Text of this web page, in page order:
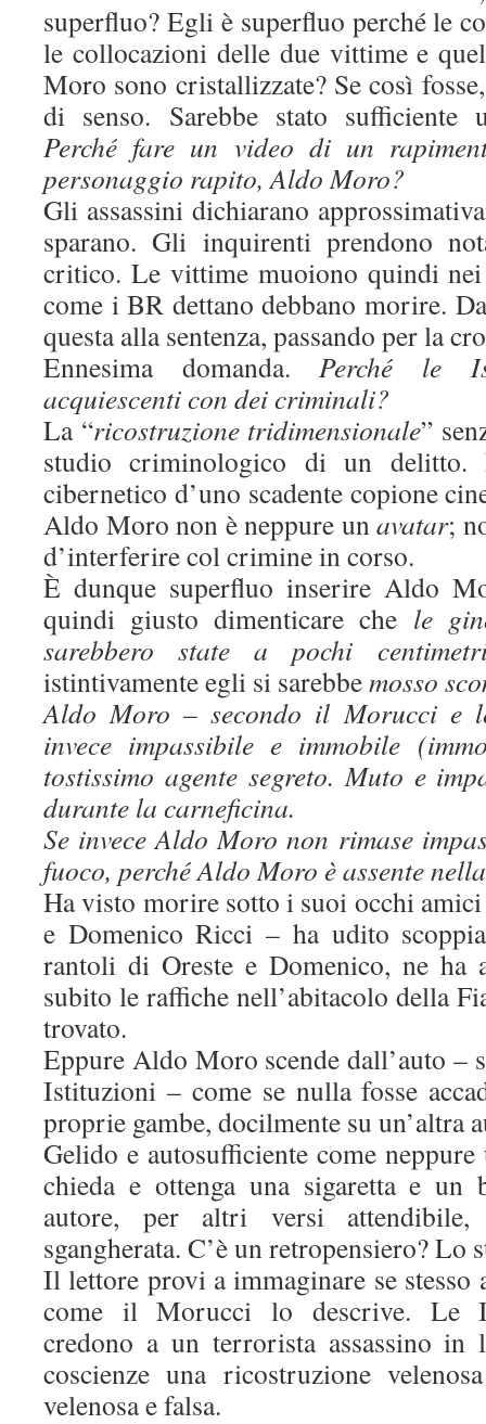
superfluo? Egli è superfluo perché le
le collocazioni delle due vittime e
Moro sono cristallizzate? Se così
di senso. Sarebbe stato sufficiente
Perché fare un video di un
personaggio rapito, Aldo Moro?
Gli assassini dichiarano
sparano. Gli inquirenti prendono
critico. Le vittime muoiono quindi
come i BR dettano debbano morire.
questa alla sentenza, passando per la
Ennesima domanda.Perché le
acquiescenti con dei criminali?
La “ricostruzione tridimensionale”
studio criminologico di un delitto.
cibernetico d’uno scadente copione
Aldo Moro non è neppure unavatar;
d’interferire col crimine in corso.
È dunque superfluo inserire Aldo
quindi giusto dimenticare che le
sarebbero state a pochi
istintivamente egli si sarebbemosso
Aldo Moro – secondo il Morucci e
invece impassibile e immobile
tostissimo agente segreto. Muto e
durante la carneficina.
Se invece Aldo Moro non rimase
fuoco, perché Aldo Moro è assente
Ha visto morire sotto i suoi occhi
e Domenico Ricci – ha udito
rantoli di Oreste e Domenico, ne ha
subito le raffiche nell’abitacolo della
trovato.
Eppure Aldo Moro scende dall’auto –
Istituzioni – come se nulla fosse
proprie gambe, docilmente su un’altra
Gelido e autosufficiente come
chieda e ottenga una sigaretta e un
autore, per altri versi attendibile,
sgangherata. C’è un retropensiero? Lo
Il lettore provi a immaginare se
come il Morucci lo descrive. Le
credono a un terrorista assassino in
coscienze una ricostruzione
velenosa e falsa.